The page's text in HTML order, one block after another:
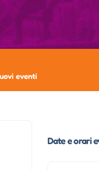
eventi
Date e orari